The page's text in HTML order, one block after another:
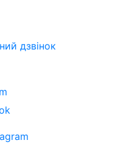
дзвінок